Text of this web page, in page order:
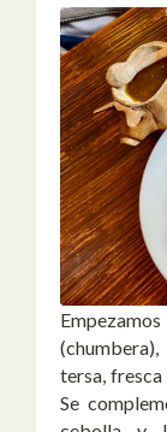
tersa,
Se